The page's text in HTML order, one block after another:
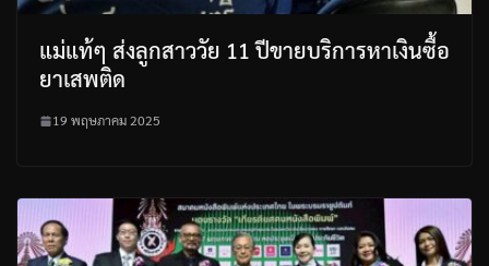
แม่แท้ๆ ส่งลูกสาววัย 11 ปีขายบริการหาเงินซื้อ
ยาเสพติด
19 พฤษภาคม 2025